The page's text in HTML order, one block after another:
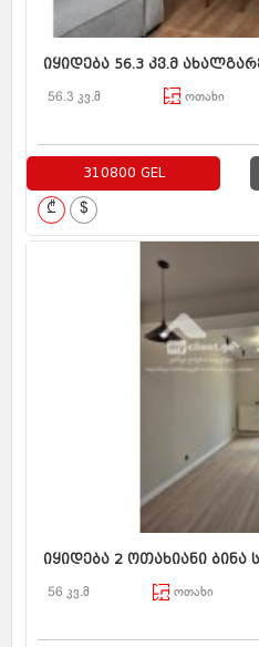
იყიდება 56.3 კვ.მ
56.3 კვ.მ ოთახი
310800 GEL
₾ $
იყიდება 2 ოთახიანი ბინა
56 კვ.მ ოთახი